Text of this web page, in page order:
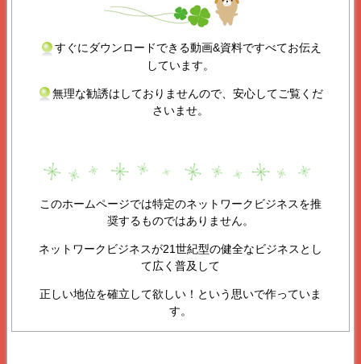
すぐにダウンロードできる動画&資料ですべてお伝え
しています。
無理な勧誘はしておりませんので、安心してご覧くだ
さいませ。
このホームページでは特定のネットワークビジネスを推
奨するものではありません。
ネットワークビジネスが21世紀型の健全なビジネスとし
て広く普及して
正しい地位を確立して欲しい！という思いで作っていま
す。